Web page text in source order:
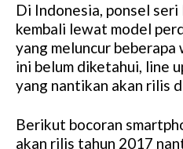
Di Indonesia, ponsel
kembali lewat model
yang meluncur
ini belum diketahui, line
yang nantikan akan rilis
Berikut bocoran
akan rilis tahun 2017